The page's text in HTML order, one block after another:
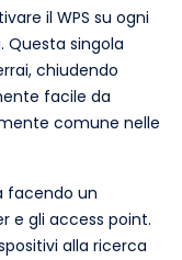
il WPS su ogni
Questa singola
chiudendo
facile da
comune nelle
facendo un
e gli access point.
alla ricerca